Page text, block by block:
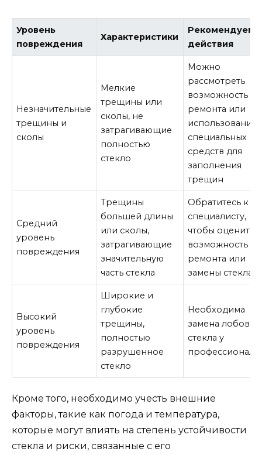
Уровень
повреждения
Характеристики
действия
Незначительные
трещины и
сколы
Мелкие
трещины или
сколы, не
затрагивающие
полностью
стекло
Можно
рассмотреть
возможность
ремонта или
использования
специальных
средств для
заполнения
трещин
Средний
уровень
повреждения
Трещины
большей длины
или сколы,
затрагивающие
значительную
часть стекла
Обратитесь к
специалисту,
чтобы оценить
возможность
ремонта или
замены стекла
Высокий
уровень
повреждения
Широкие и
глубокие
трещины,
полностью
разрушенное
стекло
Необходима
замена
стекла у
профессионала
Кроме того, необходимо учесть внешние
факторы, такие как погода и температура,
которые могут влиять на степень устойчивости
стекла и риски, связанные с его